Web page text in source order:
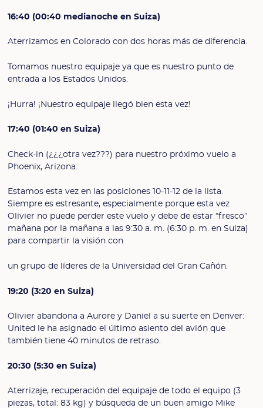
16:40 (00:40 medianoche en Suiza)
Aterrizamos en Colorado con dos horas más de diferencia.
Tomamos nuestro equipaje ya que es nuestro punto de
entrada a los Estados Unidos.
¡Hurra! ¡Nuestro equipaje llegó bien esta vez!
17:40 (01:40 en Suiza)
Check-in (¿¿¿otra vez???) para nuestro próximo vuelo a
Phoenix, Arizona.
Estamos esta vez en las posiciones 10-11-12 de la lista.
Siempre es estresante, especialmente porque esta vez
Olivier no puede perder este vuelo y debe de estar “fresco”
mañana por la mañana a las 9:30 a. m. (6:30 p. m. en Suiza)
para compartir la visión con
un grupo de líderes de la Universidad del Gran Cañón.
19:20 (3:20 en Suiza)
Olivier abandona a Aurore y Daniel a su suerte en Denver:
United le ha asignado el último asiento del avión que
también tiene 40 minutos de retraso.
20:30 (5:30 en Suiza)
Aterrizaje, recuperación del equipaje de todo el equipo (3
piezas, total: 83 kg) y búsqueda de un buen amigo Mike